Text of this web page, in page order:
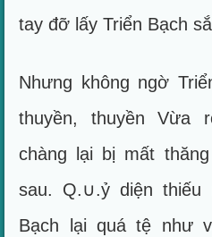
tay đỡ lấy Triển Bạch
Nhưng không ngờ
thuyền, thuyền Vừa
chàng lại bị mất
sau. Q.∪.ỷ diện thiếu
Bạch lại quá tệ như